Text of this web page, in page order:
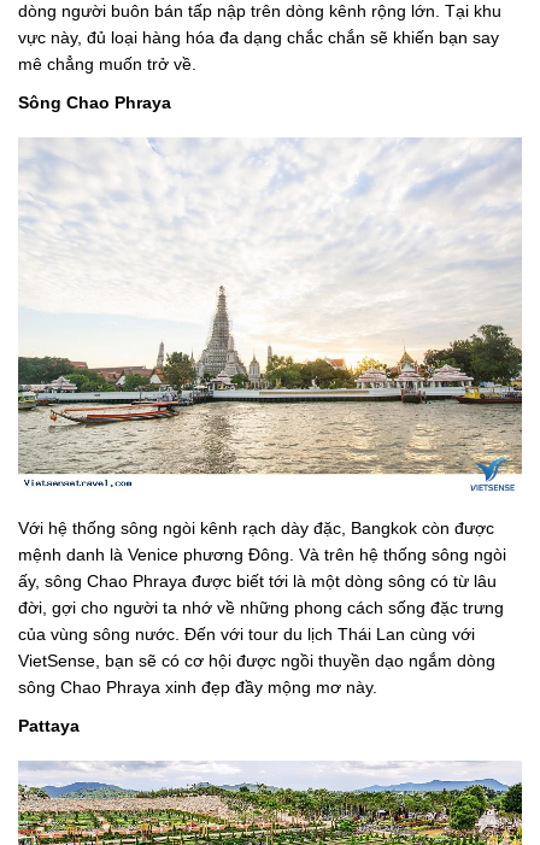
dòng người buôn bán tấp nập trên dòng kênh rộng lớn. Tại khu
vực này, đủ loại hàng hóa đa dạng chắc chắn sẽ khiến bạn say
mê chẳng muốn trở về.
Sông Chao Phraya
Với hệ thống sông ngòi kênh rạch dày đặc, Bangkok còn được
mệnh danh là Venice phương Đông. Và trên hệ thống sông ngòi
ấy, sông Chao Phraya được biết tới là một dòng sông có từ lâu
đời, gợi cho người ta nhớ về những phong cách sống đặc trưng
của vùng sông nước. Đến với tour du lịch Thái Lan cùng với
VietSense, bạn sẽ có cơ hội được ngồi thuyền dạo ngắm dòng
sông Chao Phraya xinh đẹp đầy mộng mơ này.
Pattaya